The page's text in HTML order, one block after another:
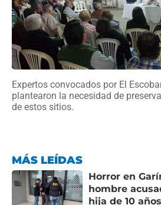
Expertos convocados por El
plantearon la necesidad de
de estos sitios.
MÁS LEÍDAS
Horror en
hombre
hija de 10 años